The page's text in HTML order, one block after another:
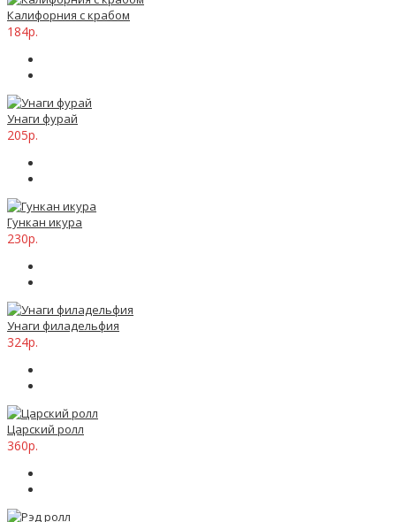
Калифорния с крабом
184р.
Унаги фурай
205р.
Гункан икура
230р.
Унаги филадельфия
324р.
Царский ролл
360р.